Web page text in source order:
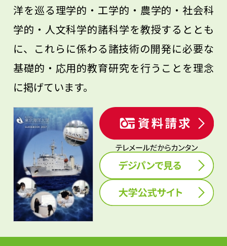
洋を巡る理学的・工学的・農学的・社会科
学的・人文科学的諸科学を教授するととも
に、これらに係わる諸技術の開発に必要な
基礎的・応用的教育研究を行うことを理念
に掲げています。